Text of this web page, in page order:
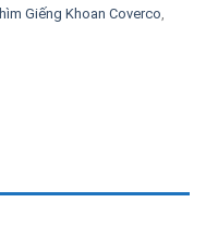
Giếng Khoan Coverco,